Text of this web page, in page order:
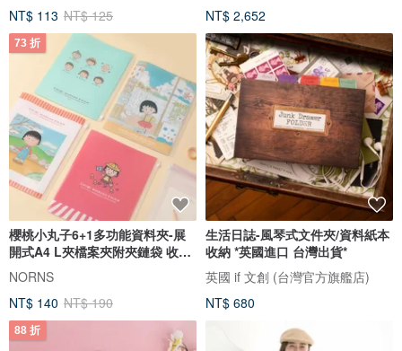
NT$ 113 NT$ 125
NT$ 2,652
73 折
櫻桃小丸子6+1多功能資料夾-展
開式A4 L夾檔案夾附夾鏈袋 收納
夾
NORNS
NT$ 140 NT$ 190
生活日誌-風琴式文件夾/資料紙本
收納 *英國進口 台灣出貨*
英國 if 文創 (台灣官方旗艦店)
NT$ 680
88 折